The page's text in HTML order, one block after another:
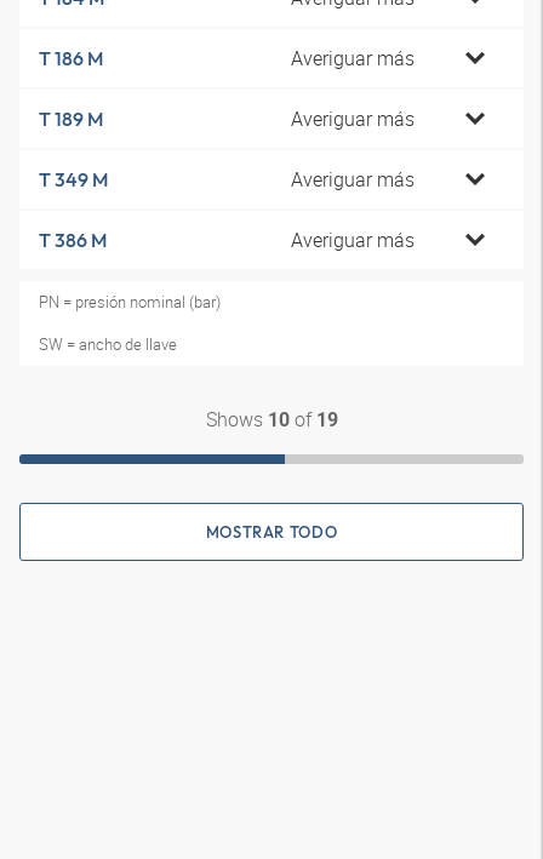
T 186 M Averiguar más
T 189 M Averiguar más
T 349 M Averiguar más
T 386 M Averiguar más
PN = presión nominal (bar)
SW = ancho de llave
Shows 10of 19
MOSTRAR TODO